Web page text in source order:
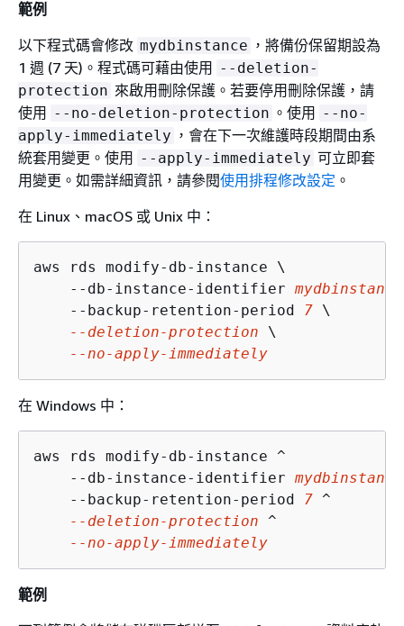
範例
以下程式碼會修改 mydbinstance ，將備份保留期設為
1 週 (7 天)。程式碼可藉由使用
--deletion-
protection 來啟用刪除保護。若要停用刪除保護，請
使用
--no-deletion-protection 。使用
--no-
apply-immediately ，會在下一次維護時段期間由系
統套用變更。使用
--apply-immediately 可立即套
用變更。如需詳細資訊，請參閱使用排程修改設定 。
在 Linux、macOS 或 Unix 中：
aws rds modify-db-instance \
    --db-instance-identifier
mydbinstance
    --backup-retention-period
7 \
--deletion-protection \
--no-apply-immediately
在 Windows 中：
aws rds modify-db-instance ^
    --db-instance-identifier
mydbinstance
    --backup-retention-period
7 ^
--deletion-protection ^
--no-apply-immediately
範例